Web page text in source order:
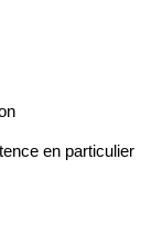
en particulier